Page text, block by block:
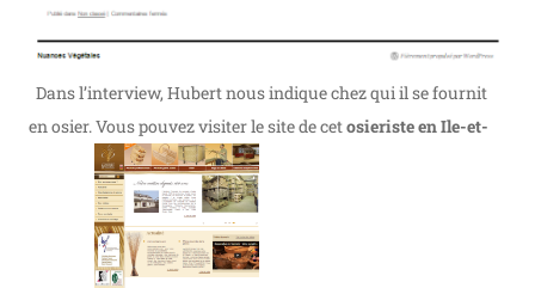
Dans l’interview, Hubert nous indique chez qui il se fournit
en osier. Vous pouvez visiter le site de cetosieriste en Ile-et-